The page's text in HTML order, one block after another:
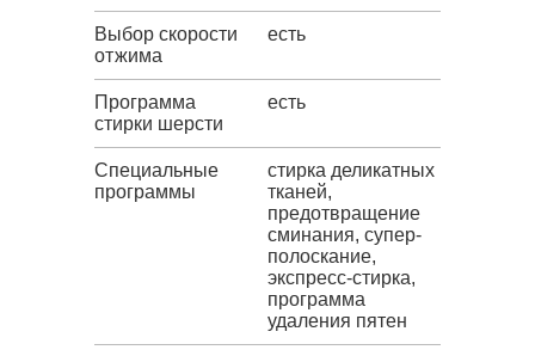
Выбор скорости
отжима
есть
Программа
стирки шерсти
есть
Специальные
программы
стирка деликатных
тканей,
предотвращение
сминания, супер-
полоскание,
экспресс-стирка,
программа
удаления пятен